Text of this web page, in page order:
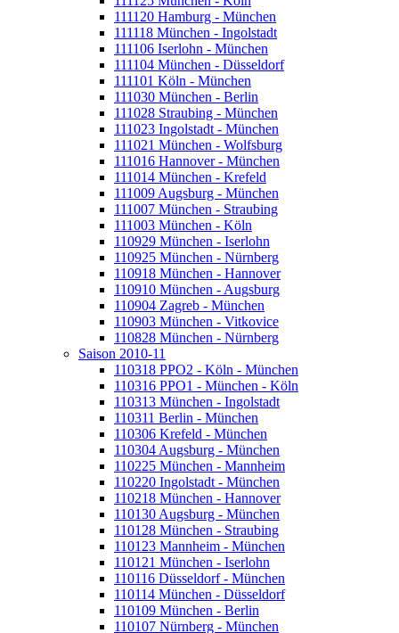
111120 Hamburg - München
111118 München - Ingolstadt
111106 Iserlohn - München
111104 München - Düsseldorf
111101 Köln - München
111030 München - Berlin
111028 Straubing - München
111023 Ingolstadt - München
111021 München - Wolfsburg
111016 Hannover - München
111014 München - Krefeld
111009 Augsburg - München
111007 München - Straubing
111003 München - Köln
110929 München - Iserlohn
110925 München - Nürnberg
110918 München - Hannover
110910 München - Augsburg
110904 Zagreb - München
110903 München - Vitkovice
110828 München - Nürnberg
Saison 2010-11
110318 PPO2 - Köln - München
110316 PPO1 - München - Köln
110313 München - Ingolstadt
110311 Berlin - München
110306 Krefeld - München
110304 Augsburg - München
110225 München - Mannheim
110220 Ingolstadt - München
110218 München - Hannover
110130 Augsburg - München
110128 München - Straubing
110123 Mannheim - München
110121 München - Iserlohn
110116 Düsseldorf - München
110114 München - Düsseldorf
110109 München - Berlin
110107 Nürnberg - München